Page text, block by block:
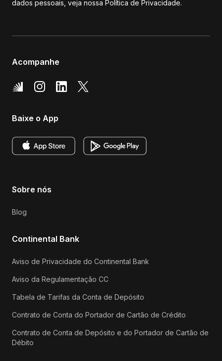
dados pessoais, veja nossa Política de Privacidade.
Acompanhe
Baixe o App
Sobre nós
Blog
Continental Bank
Aviso de Privacidade do Continental Bank
Aviso da Regulamentação CC
Tabela de Tarifas da Conta de Depósito
Contrato de Conta do Portador de Cartão de Crédito
Contrato de Conta de Depósito e do Portador de Cartão de
Débito